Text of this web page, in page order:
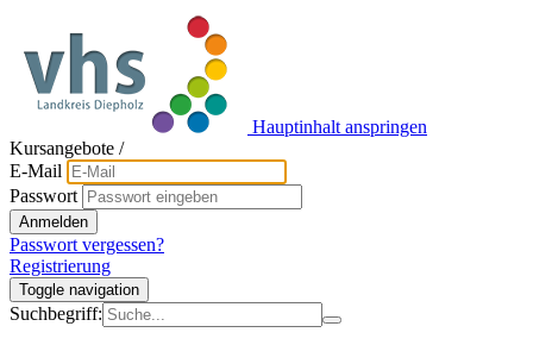
Hauptinhalt anspringen
Kursangebote /
E-Mail
Passwort
Anmelden
Passwort vergessen?
Registrierung
Toggle navigation
Suchbegriff: